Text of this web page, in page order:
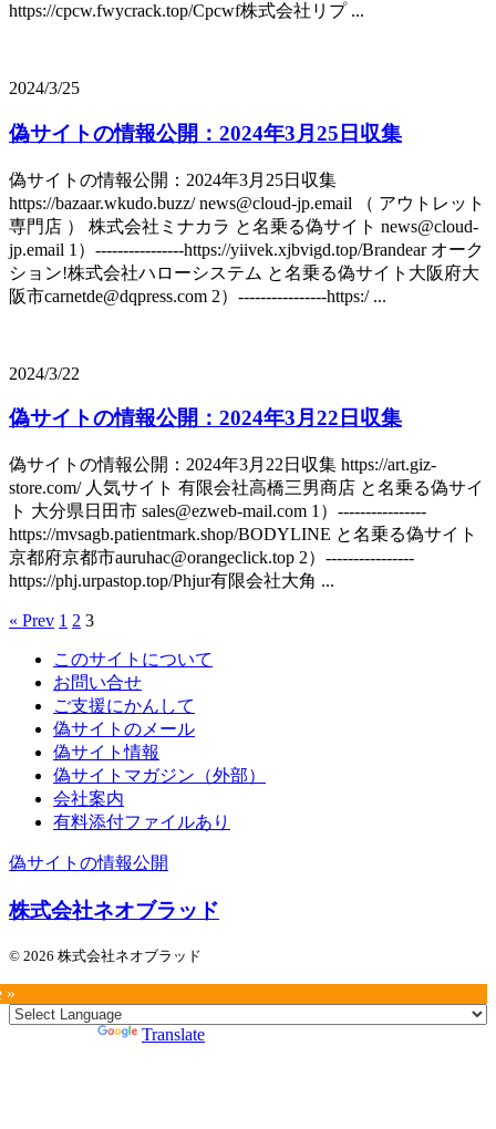
https://cpcw.fwycrack.top/Cpcwf株式会社リプ ...
2024/3/25
偽サイトの情報公開：2024年3月25日収集
偽サイトの情報公開：2024年3月25日収集
https://bazaar.wkudo.buzz/ news@cloud-jp.email （ アウトレット
専門店 ） 株式会社ミナカラ と名乗る偽サイト news@cloud-
jp.email 1）----------------https://yiivek.xjbvigd.top/Brandear オーク
ション!株式会社ハローシステム と名乗る偽サイト大阪府大
阪市carnetde@dqpress.com 2）----------------https:/ ...
2024/3/22
偽サイトの情報公開：2024年3月22日収集
偽サイトの情報公開：2024年3月22日収集 https://art.giz-
store.com/ 人気サイト 有限会社高橋三男商店 と名乗る偽サイ
ト 大分県日田市 sales@ezweb-mail.com 1）----------------
https://mvsagb.patientmark.shop/BODYLINE と名乗る偽サイト
京都府京都市auruhac@orangeclick.top 2）----------------
https://phj.urpastop.top/Phjur有限会社大角 ...
« Prev 1 2 3
このサイトについて
お問い合せ
ご支援にかんして
偽サイトのメール
偽サイト情報
偽サイトマガジン（外部）
会社案内
有料添付ファイルあり
偽サイトの情報公開
株式会社ネオブラッド
© 2026 株式会社ネオブラッド
»
Translate